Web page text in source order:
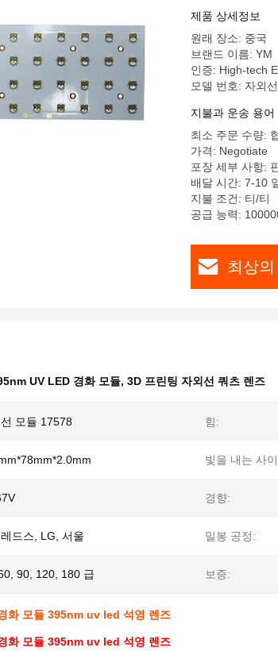
제품 상세정보
원래 장소: 중국
브랜드 이름: YM
인증: High-tech
모델 번호: 자외
지불과 운송 용어
최소 주문 수량:
가격: Negotiate
포장 세부 사항:
배달 시간: 7-10
지불 조건: 티/티
공급 능력:
최상
UV LED 경화 모듈, 3D 프린팅 자외선 쿼츠 렌즈
모듈 17578 힘:
빛을 내는 사
경향:
드스, LG, 서울 밀봉 공정:
90, 120, 180 급 보증:
화 모듈 395nm uv led 석영 렌즈
화 모듈 395nm uv led 석영 렌즈